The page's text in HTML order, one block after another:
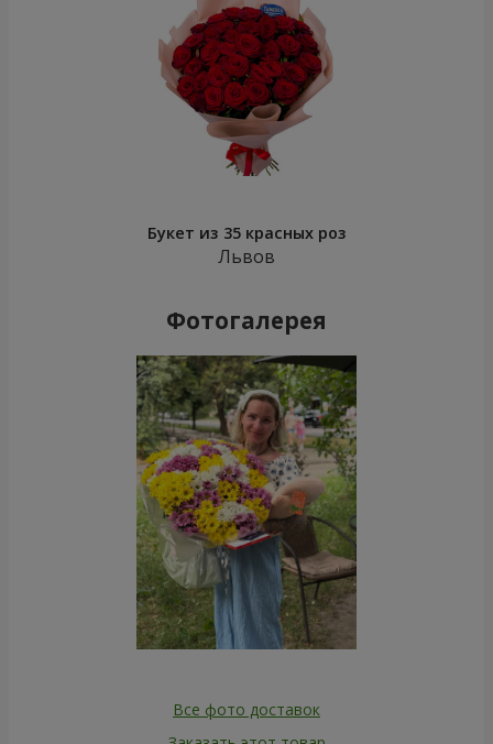
Букет из 35 красных роз
Львов
Фотогалерея
Все фото доставок